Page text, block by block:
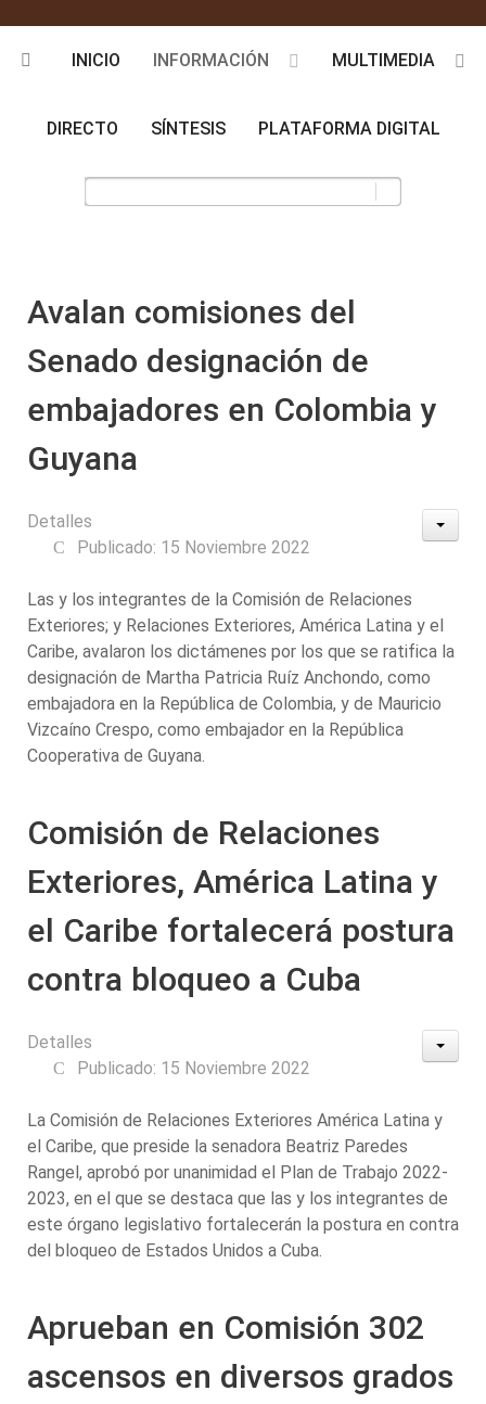
INICIO INFORMACIÓN MULTIMEDIA
DIRECTO SÍNTESIS PLATAFORMA DIGITAL
Avalan comisiones del
Senado designación de
embajadores en Colombia y
Guyana
Detalles
Publicado: 15 Noviembre 2022
Las y los integrantes de la Comisión de Relaciones
Exteriores; y Relaciones Exteriores, América Latina y el
Caribe, avalaron los dictámenes por los que se ratifica la
designación de Martha Patricia Ruíz Anchondo, como
embajadora en la República de Colombia, y de Mauricio
Vizcaíno Crespo, como embajador en la República
Cooperativa de Guyana.
Comisión de Relaciones
Exteriores, América Latina y
el Caribe fortalecerá postura
contra bloqueo a Cuba
Detalles
Publicado: 15 Noviembre 2022
La Comisión de Relaciones Exteriores América Latina y
el Caribe, que preside la senadora Beatriz Paredes
Rangel, aprobó por unanimidad el Plan de Trabajo 2022-
2023, en el que se destaca que las y los integrantes de
este órgano legislativo fortalecerán la postura en contra
del bloqueo de Estados Unidos a Cuba.
Aprueban en Comisión 302
ascensos en diversos grados